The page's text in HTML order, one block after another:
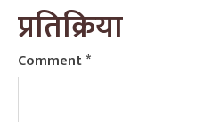
प्रतिक्रिया
Comment*